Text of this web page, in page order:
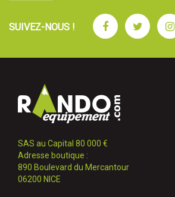
SUIVEZ-NOUS ! FacebookTwitter
SAS au Capital 80 000 €
Adresse boutique :
890 Boulevard du Mercantour
06200 NICE